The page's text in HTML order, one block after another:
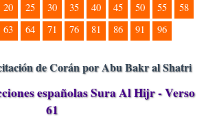
20 25 30 35 40 45 50 55
58
63 64 71 76 81 86 91 96
de Corán por Abu Bakr al Shatri
españolas Sura Al Hijr - Verso
61